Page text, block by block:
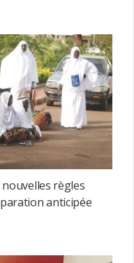
règles
anticipée